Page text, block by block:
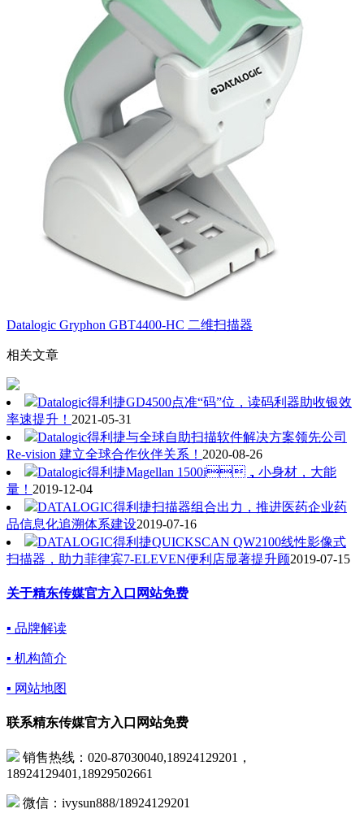
Datalogic Gryphon GBT4400-HC 二维扫描器
相关文章
Datalogic得利捷GD4500点准“码”位，读码利器助收银效
率速提升！ 2021-05-31
Datalogic得利捷与全球自助扫描软件解决方案领先公司
Re-vision 建立全球合作伙伴关系！ 2020-08-26
Datalogic得利捷Magellan 1500i，小身材，大能
量！ 2019-12-04
DATALOGIC得利捷扫描器组合出力，推进医药企业药
品信息化追溯体系建设2019-07-16
DATALOGIC得利捷QUICKSCAN QW2100线性影像式
扫描器，助力菲律宾7-ELEVEN便利店显著提升顾2019-07-15
关于精东传媒官方入口网站免费
▪ 品牌解读
▪ 机构简介
▪ 网站地图
联系精东传媒官方入口网站免费
销售热线：020-87030040,18924129201，
18924129401,18929502661
微信：ivysun888/18924129201